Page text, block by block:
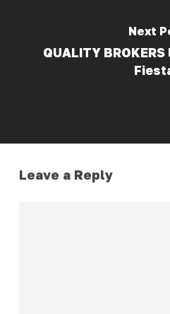
Next
QUALITY
Leave a Reply